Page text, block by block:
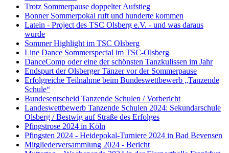
Trotz Sommerpause doppelter Aufstieg
Bonner Sommerpokal ruft und hunderte kommen
Latein - Project des TSC Olsberg e.V. - und was daraus
wurde
Sommer Highlight im TSC Olsberg
Line Dance Sommerspecial im TSC-Olsberg
DanceComp oder eine der schönsten Tanzkulissen im Jahr
Endspurt der Olsberger Tänzer vor der Sommerpause
Erfolgreiche Teilnahme beim Bundeswettbewerb „Tanzende
Schule“
Bundesentscheid Tanzende Schulen / Vorbericht
Landeswettbewerb Tanzende Schulen 2024: Sekundarschule
Olsberg / Bestwig auf Straße des Erfolges
Pfingstrose 2024 in Köln
Pfingsten 2024 - Heidepokal-Turniere 2024 in Bad Bevensen
Mitgliederversammlung 2024 - Bericht